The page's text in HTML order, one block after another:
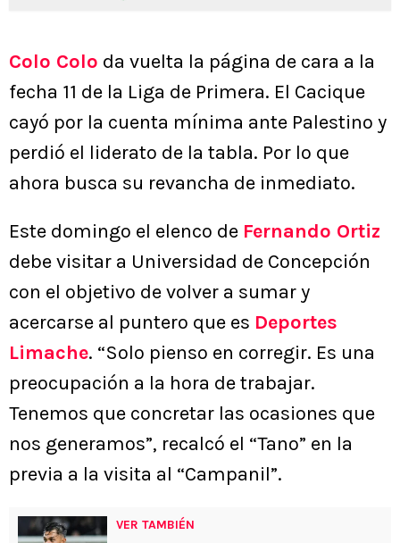
Colo Colo da vuelta la página de cara a la
fecha 11 de la Liga de Primera. El Cacique
cayó por la cuenta mínima ante Palestino y
perdió el liderato de la tabla. Por lo que
ahora busca su revancha de inmediato.
Este domingo el elenco de Fernando Ortiz
debe visitar a Universidad de Concepción
con el objetivo de volver a sumar y
acercarse al puntero que es Deportes
Limache. “Solo pienso en corregir. Es una
preocupación a la hora de trabajar.
Tenemos que concretar las ocasiones que
nos generamos”, recalcó el “Tano” en la
previa a la visita al “Campanil”.
VER TAMBIÉN